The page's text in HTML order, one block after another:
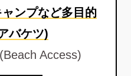
ンプなど多目的
バケツ)
Access)